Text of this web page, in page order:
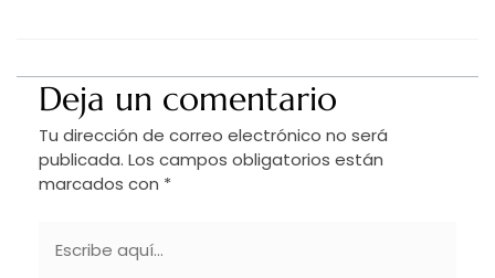
Deja un comentario
Tu dirección de correo electrónico no será
publicada. Los campos obligatorios están
marcados con *
aquí...